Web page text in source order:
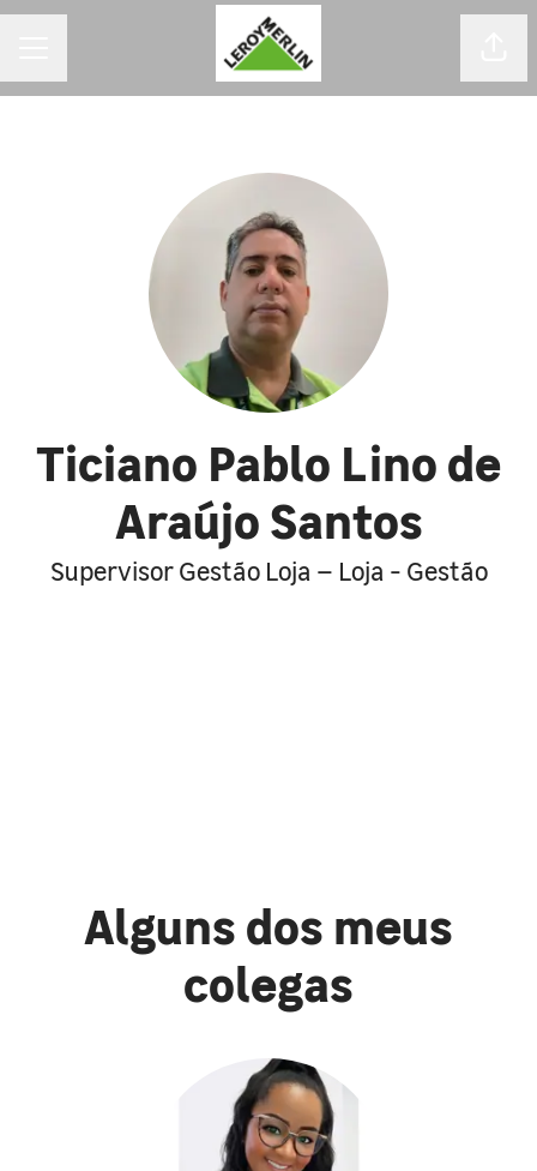
Ticiano Pablo Lino de
Araújo Santos
Supervisor Gestão Loja – Loja - Gestão
Alguns dos meus
colegas